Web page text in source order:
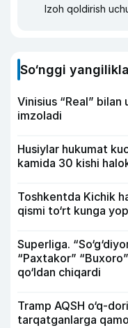
Izoh qoldirish
So‘nggi
Vinisius “Real”
imzoladi
Husiylar hukumat
kamida 30 kishi
Toshkentda Kichik
qismi to‘rt kunga
Superliga.
“Paxtakor”
qo‘ldan chiqardi
Tramp AQSH o‘q-
tarqatganlarga